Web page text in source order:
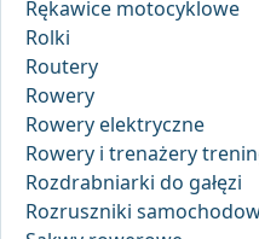
Rękawice motocyklowe
Rolki
Routery
Rowery
Rowery elektryczne
Rowery i trenażery
Rozdrabniarki do gałęzi
Rozruszniki